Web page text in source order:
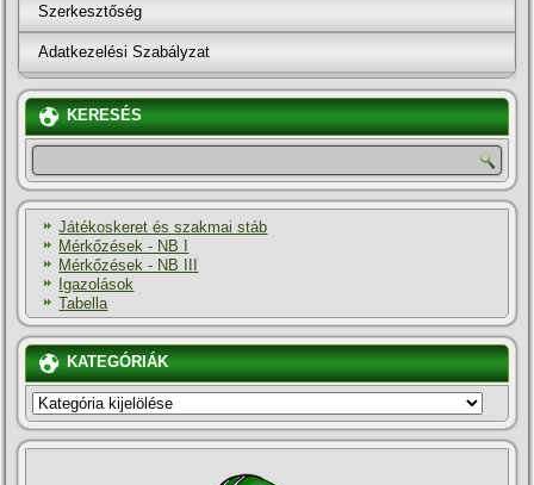
Szerkesztőség
Adatkezelési Szabályzat
KERESÉS
Játékoskeret és szakmai stáb
Mérkőzések - NB I
Mérkőzések - NB III
Igazolások
Tabella
KATEGÓRIÁK
KATEGÓRIÁK